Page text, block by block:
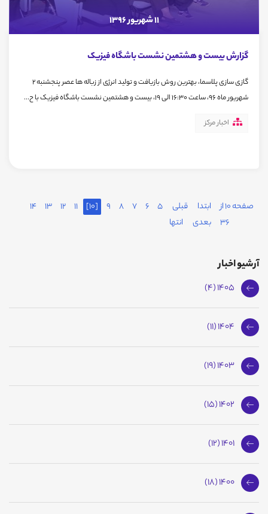
11 شهریور 1396
گزارش بیست و هشتمین نشست باشگاه فیزیک
گازی سازی پلاسما، بهترین روش بازیافت و تولید انرژی از زباله ها عصر پنجشنبه 2
شهریور ماه 96، ساعت 16:30 الی 19، بیست و هشتمین نشست باشگاه فیزیک با ح...
اخبار مرکز
صفحه 10 از
36
ابتدا قبلی 5
6
7
8
9
[10]
11
12
13
14
بعدی
انتها
آرشیو اخبار
1405 (4)
1404 (11)
1403 (19)
1402 (15)
1401 (12)
1400 (18)